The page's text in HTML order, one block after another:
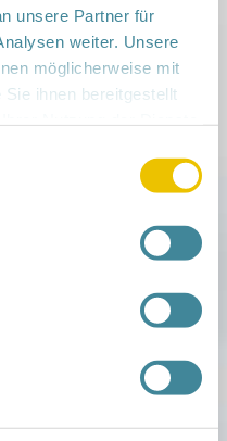
unsere Partner für
weiter. Unsere
möglicherweise mit
ihnen bereitgestellt
0171